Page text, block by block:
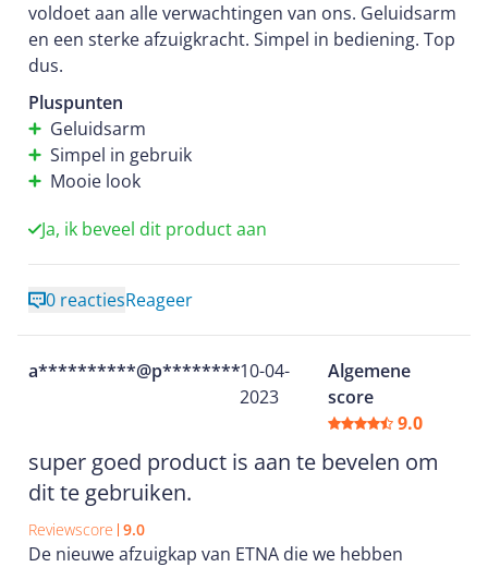
voldoet aan alle verwachtingen van ons. Geluidsarm
en een sterke afzuigkracht. Simpel in bediening. Top
dus.
Pluspunten
Geluidsarm
Simpel in gebruik
Mooie look
Ja, ik beveel dit product aan
0 reactiesReageer
a**********@p********10-04-
2023
Algemene
score
9.0
super goed product is aan te bevelen om
dit te gebruiken.
Reviewscore 9.0
De nieuwe afzuigkap van ETNA die we hebben